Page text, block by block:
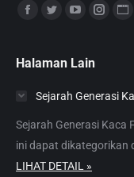
Find us on:
opens
new
window
opens
new
window
YouTube
opens
new
window
new
Halaman Lain
Sejarah Generasi
Sejarah Generasi Kaca
ini dapat dikategorikan
LIHAT DETAIL »